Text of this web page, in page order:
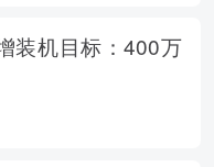
装机目标：400万